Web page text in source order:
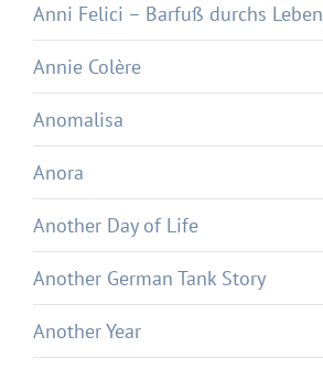
Anni Felici – Barfuß durchs Leben
Annie Colère
Anomalisa
Anora
Another Day of Life
Another German Tank Story
Another Year